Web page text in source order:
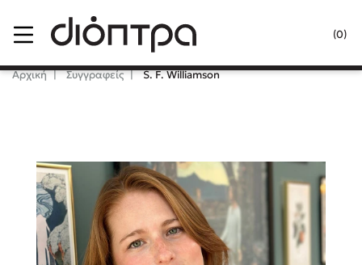
(0)
Κλείσιμο
Lidia Branković
Το ξενοδοχείο των συναισθημάτων
Αρχική Συγγραφείς S. F. Williamson